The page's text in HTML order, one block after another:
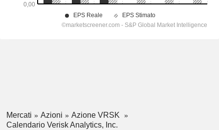
Mercati Azioni
Azione VRSK
Calendario Verisk Analytics, Inc.